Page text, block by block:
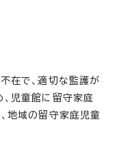
在で、適切な監護が
児童館に留守家庭
地域の留守家庭児童